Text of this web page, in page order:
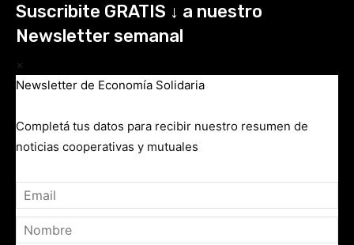
Suscribite GRATIS ↓ a nuestro
Newsletter semanal
×
Newsletter de Economía Solidaria
Completá tus datos para recibir nuestro resumen de
noticias cooperativas y mutuales